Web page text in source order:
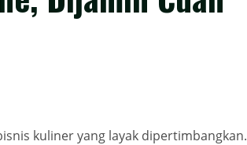
kuliner yang layak dipertimbangkan.